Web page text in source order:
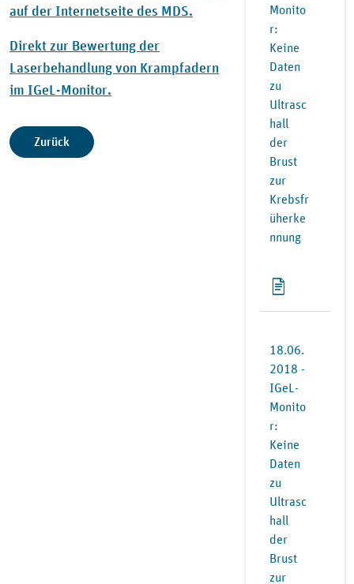
auf der Internetseite des MDS.
Direkt zur Bewertung der
Laserbehandlung von Krampfadern
im IGeL-Monitor.
Zurück
Monito
r:
Keine
Daten
zu
Ultrasc
hall
der
Brust
zur
Krebsfr
üherke
nnung
18.06.
2018 -
IGeL-
Monito
r:
Keine
Daten
zu
Ultrasc
hall
der
Brust
zur